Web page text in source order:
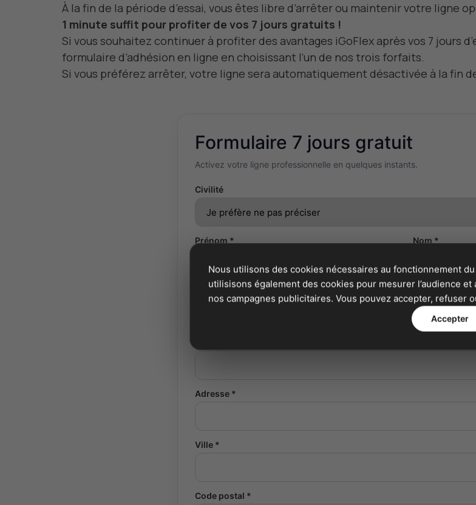
À la fin de la période d’essai, vous êtes libre d’arrêter ou maintenir votre ligne
1 minute suffit pour profiter de vos 7 jours gratuits !
Si vous souhaitez continuer à profiter des avantages iGoFlex après vos 7 jours
formulaire d’adhésion en ligne en choisissant l’un de nos trois forfaits.
Si vous préférez arrêter, votre ligne sera automatiquement désactivée à la fin
Formulaire 7 jours gratuit
Activez votre ligne professionnelle en quelques instants.
Civilité
Prénom * Nom *
Adresse *
Ville *
Code postal *
Nous utilisons des cookies nécessaires au fonctionnement
utilisisons également des cookies pour mesurer l’audience
nos campagnes publicitaires. Vous pouvez accepter, refuser
Accepter